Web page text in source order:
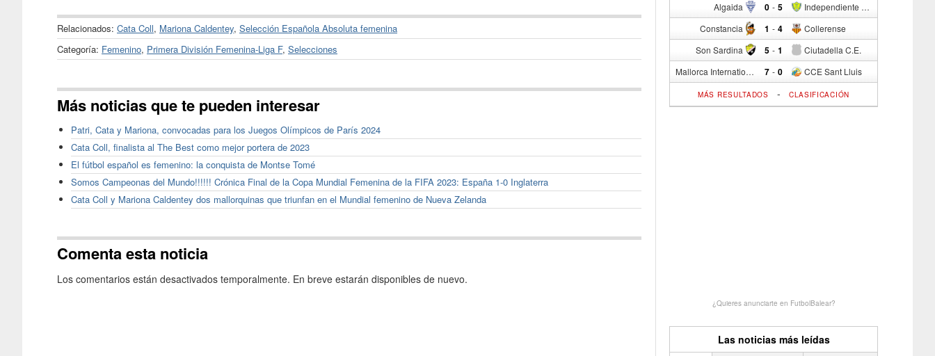
Relacionados: Cata Coll, Mariona Caldentey, Selección Española Absoluta femenina
Categoría: Femenino, Primera División Femenina-Liga F, Selecciones
Más noticias que te pueden interesar
Patri, Cata y Mariona, convocadas para los Juegos Olímpicos de París 2024
Cata Coll, finalista al The Best como mejor portera de 2023
El fútbol español es femenino: la conquista de Montse Tomé
Somos Campeonas del Mundo!!!!!! Crónica Final de la Copa Mundial Femenina de la FIFA 2023: España 1-0 Inglaterra
Cata Coll y Mariona Caldentey dos mallorquinas que triunfan en el Mundial femenino de Nueva Zelanda
Comenta esta noticia
Los comentarios están desactivados temporalmente. En breve estarán disponibles de nuevo.
Algaida 0 - Independiente C/R
5
Constancia 1 - Collerense
4
Son Sardina 5 - Ciutadella C.E.
1
Mallorca International Football Club del S.p. 7 - CCE Sant Lluis
0
MÁS RESULTADOS - CLASIFICACIÓN
¿Quieres anunciarte en FutbolBalear?
Las noticias más leídas